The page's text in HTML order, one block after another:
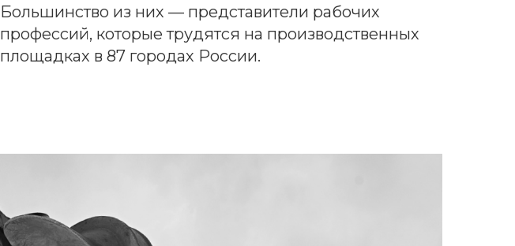
Большинство из них — представители рабочих
профессий, которые трудятся на производственных
площадках в 87 городах России.